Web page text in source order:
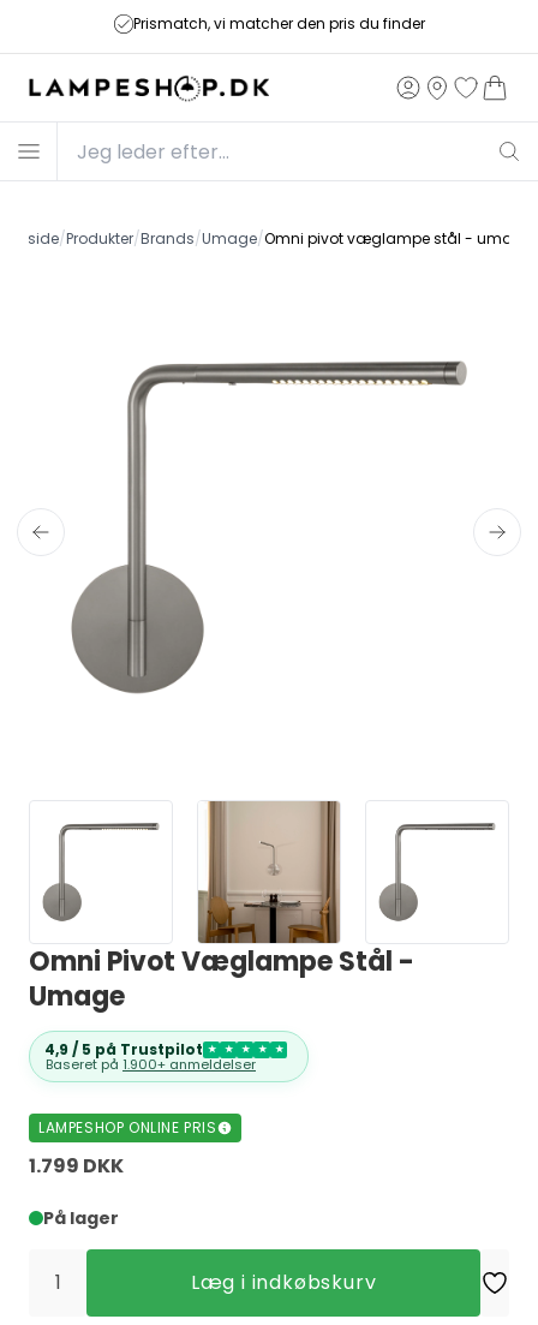
Prismatch, vi matcher den pris du finder
Forside/Produkter/Brands/Umage/Omni pivot væglampe stål - umage
Omni Pivot Væglampe Stål -
Umage
4,9 / 5 på Trustpilot ★ ★ ★ ★ ★
Baseret på 1.900+ anmeldelser
LAMPESHOP ONLINE PRIS
1.799 DKK
På lager
Læg i indkøbskurv